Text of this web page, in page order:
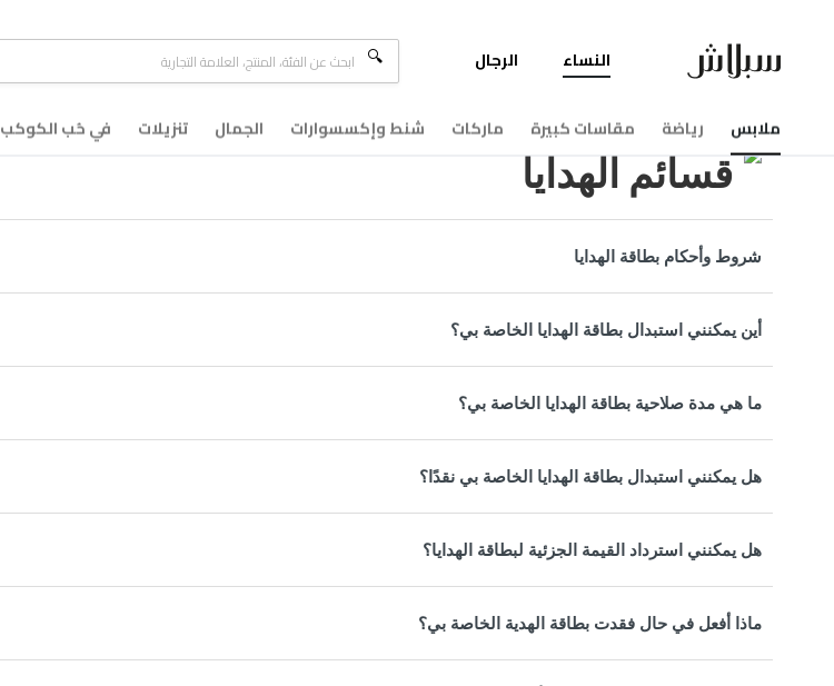
النساء
ملابس رياضة مقاسات كبيرة ماركات شنط وإكسسوارات الجمال تنزيلات في حُب الكوكب
الرجال
قسائم الهدايا
شروط وأحكام بطاقة الهدايا
أين يمكنني استبدال بطاقة الهدايا الخاصة بي؟
ما هي مدة صلاحية بطاقة الهدايا الخاصة بي؟
هل يمكنني استبدال بطاقة الهدايا الخاصة بي نقدًا؟
هل يمكنني استرداد القيمة الجزئية لبطاقة الهدايا؟
ماذا أفعل في حال فقدت بطاقة الهدية الخاصة بي؟